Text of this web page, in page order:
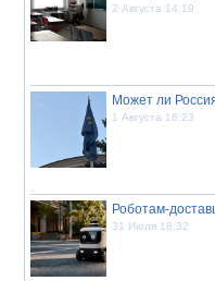
2 Августа 14:19
Может ли
1 Августа 16:23
Роботам-
31 Июля 18:32